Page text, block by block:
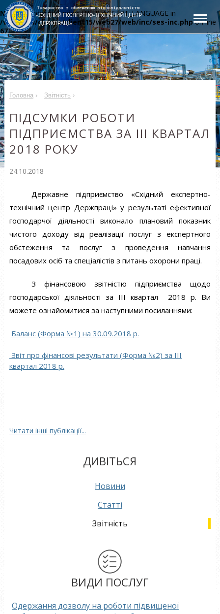
Notice: Undefined index: HTTP_ACCEPT_LANGUAGE in
/var/www/clients/client15/web27/web/inc/ses-inc.phpon line
67
Головна› Звітність ›
ПІДСУМКИ РОБОТИ
ПІДПРИЄМСТВА ЗА ІII КВАРТАЛ
2018 РОКУ
24.10.2018
Державне підприємство «Східний експертно-
технічний центр Держпраці» у результаті ефективної
господарчої діяльності виконало плановий показник
чистого доходу від реалізації послуг з експертного
обстеження та послуг з проведення навчання
посадових осіб та спеціалістів з питань охорони праці.
З фінансовою звітністю підприємства щодо
господарської діяльності за III квартал 2018 р. Ви
можете ознайомитися за наступними посиланнями:
Баланс (Форма №1) на 30.09.2018 р.
Звіт про фінансові результати (Форма №2) за ІII
квартал 2018 р.
Читати інші публікації...
ДИВІТЬСЯ
Новини
Статті
Звітність
ВИДИ ПОСЛУГ
Одержання дозволу на роботи підвищеної